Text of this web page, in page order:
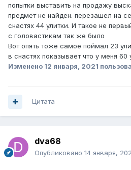
попытки выставить на продажу
предмет не найден. перезашел на
снастях 44 улитки. И такое не
с головастикам так же было
Вот опять тоже самое поймал 23
в снастях показывает что у меня 60
Изменено 12 января, 2021
Цитата
dva68
Опубликовано 14 января,